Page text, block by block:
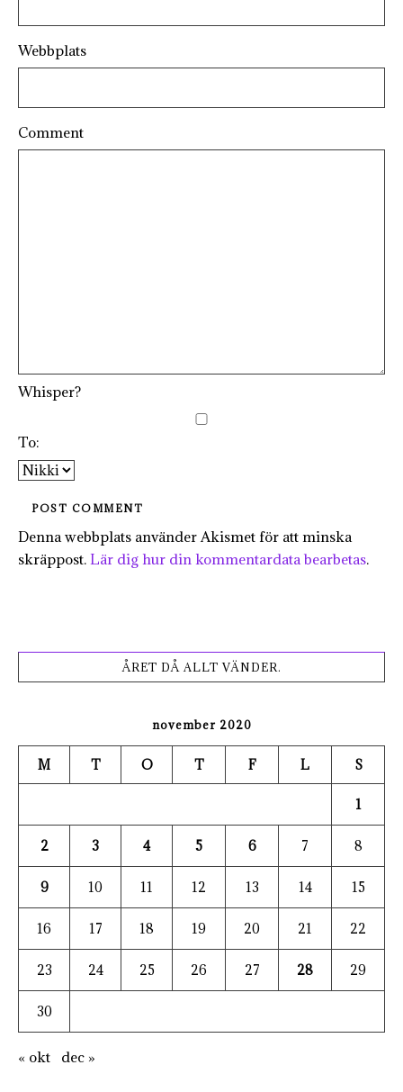
Webbplats
Comment
Whisper?
To:
Denna webbplats använder Akismet för att minska
skräppost. Lär dig hur din kommentardata bearbetas.
ÅRET DÅ ALLT VÄNDER.
november 2020
M T O T F L S
1
2 3 4 5 6 7 8
9 10 11 12 13 14 15
16 17 18 19 20 21 22
23 24 25 26 27 28 29
30
« okt dec »